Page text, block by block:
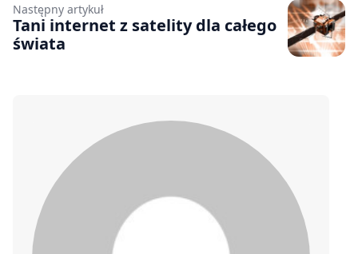
Następny artykuł
Tani internet z satelity dla całego
świata